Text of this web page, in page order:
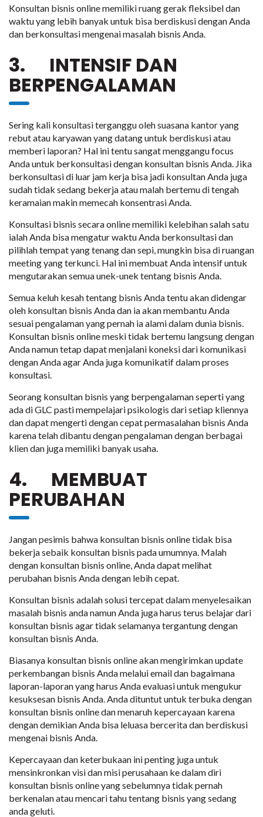
Konsultan bisnis online memiliki ruang gerak fleksibel dan
waktu yang lebih banyak untuk bisa berdiskusi dengan Anda
dan berkonsultasi mengenai masalah bisnis Anda.
3. INTENSIF DAN
BERPENGALAMAN
Sering kali konsultasi terganggu oleh suasana kantor yang
rebut atau karyawan yang datang untuk berdiskusi atau
memberi laporan? Hal ini tentu sangat menggangu focus
Anda untuk berkonsultasi dengan konsultan bisnis Anda. Jika
berkonsultasi di luar jam kerja bisa jadi konsultan Anda juga
sudah tidak sedang bekerja atau malah bertemu di tengah
keramaian makin memecah konsentrasi Anda.
Konsultasi bisnis secara online memiliki kelebihan salah satu
ialah Anda bisa mengatur waktu Anda berkonsultasi dan
pilihlah tempat yang tenang dan sepi, mungkin bisa di ruangan
meeting yang terkunci. Hal ini membuat Anda intensif untuk
mengutarakan semua unek-unek tentang bisnis Anda.
Semua keluh kesah tentang bisnis Anda tentu akan didengar
oleh konsultan bisnis Anda dan ia akan membantu Anda
sesuai pengalaman yang pernah ia alami dalam dunia bisnis.
Konsultan bisnis online meski tidak bertemu langsung dengan
Anda namun tetap dapat menjalani koneksi dari komunikasi
dengan Anda agar Anda juga komunikatif dalam proses
konsultasi.
Seorang konsultan bisnis yang berpengalaman seperti yang
ada di GLC pasti mempelajari psikologis dari setiap kliennya
dan dapat mengerti dengan cepat permasalahan bisnis Anda
karena telah dibantu dengan pengalaman dengan berbagai
klien dan juga memiliki banyak usaha.
4. MEMBUAT
PERUBAHAN
Jangan pesimis bahwa konsultan bisnis online tidak bisa
bekerja sebaik konsultan bisnis pada umumnya. Malah
dengan konsultan bisnis online, Anda dapat melihat
perubahan bisnis Anda dengan lebih cepat.
Konsultan bisnis adalah solusi tercepat dalam menyelesaikan
masalah bisnis anda namun Anda juga harus terus belajar dari
konsultan bisnis agar tidak selamanya tergantung dengan
konsultan bisnis Anda.
Biasanya konsultan bisnis online akan mengirimkan update
perkembangan bisnis Anda melalui email dan bagaimana
laporan-laporan yang harus Anda evaluasi untuk mengukur
kesuksesan bisnis Anda. Anda dituntut untuk terbuka dengan
konsultan bisnis online dan menaruh kepercayaan karena
dengan demikian Anda bisa leluasa bercerita dan berdiskusi
mengenai bisnis Anda.
Kepercayaan dan keterbukaan ini penting juga untuk
mensinkronkan visi dan misi perusahaan ke dalam diri
konsultan bisnis online yang sebelumnya tidak pernah
berkenalan atau mencari tahu tentang bisnis yang sedang
anda geluti.